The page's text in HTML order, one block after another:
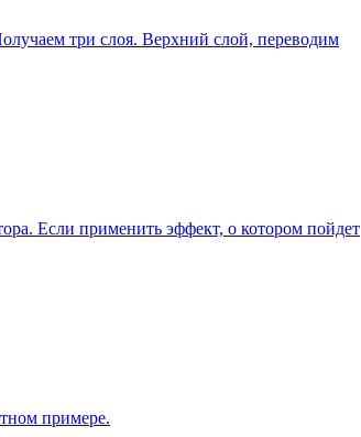
три слоя. Верхний слой, переводим
Если применить эффект, о котором пойдет
примере.